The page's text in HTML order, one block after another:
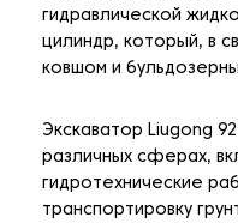
гидравлической
цилиндр, который, в
ковшом и
Экскаватор Liugong
различных сферах,
гидротехнические
транспортировку